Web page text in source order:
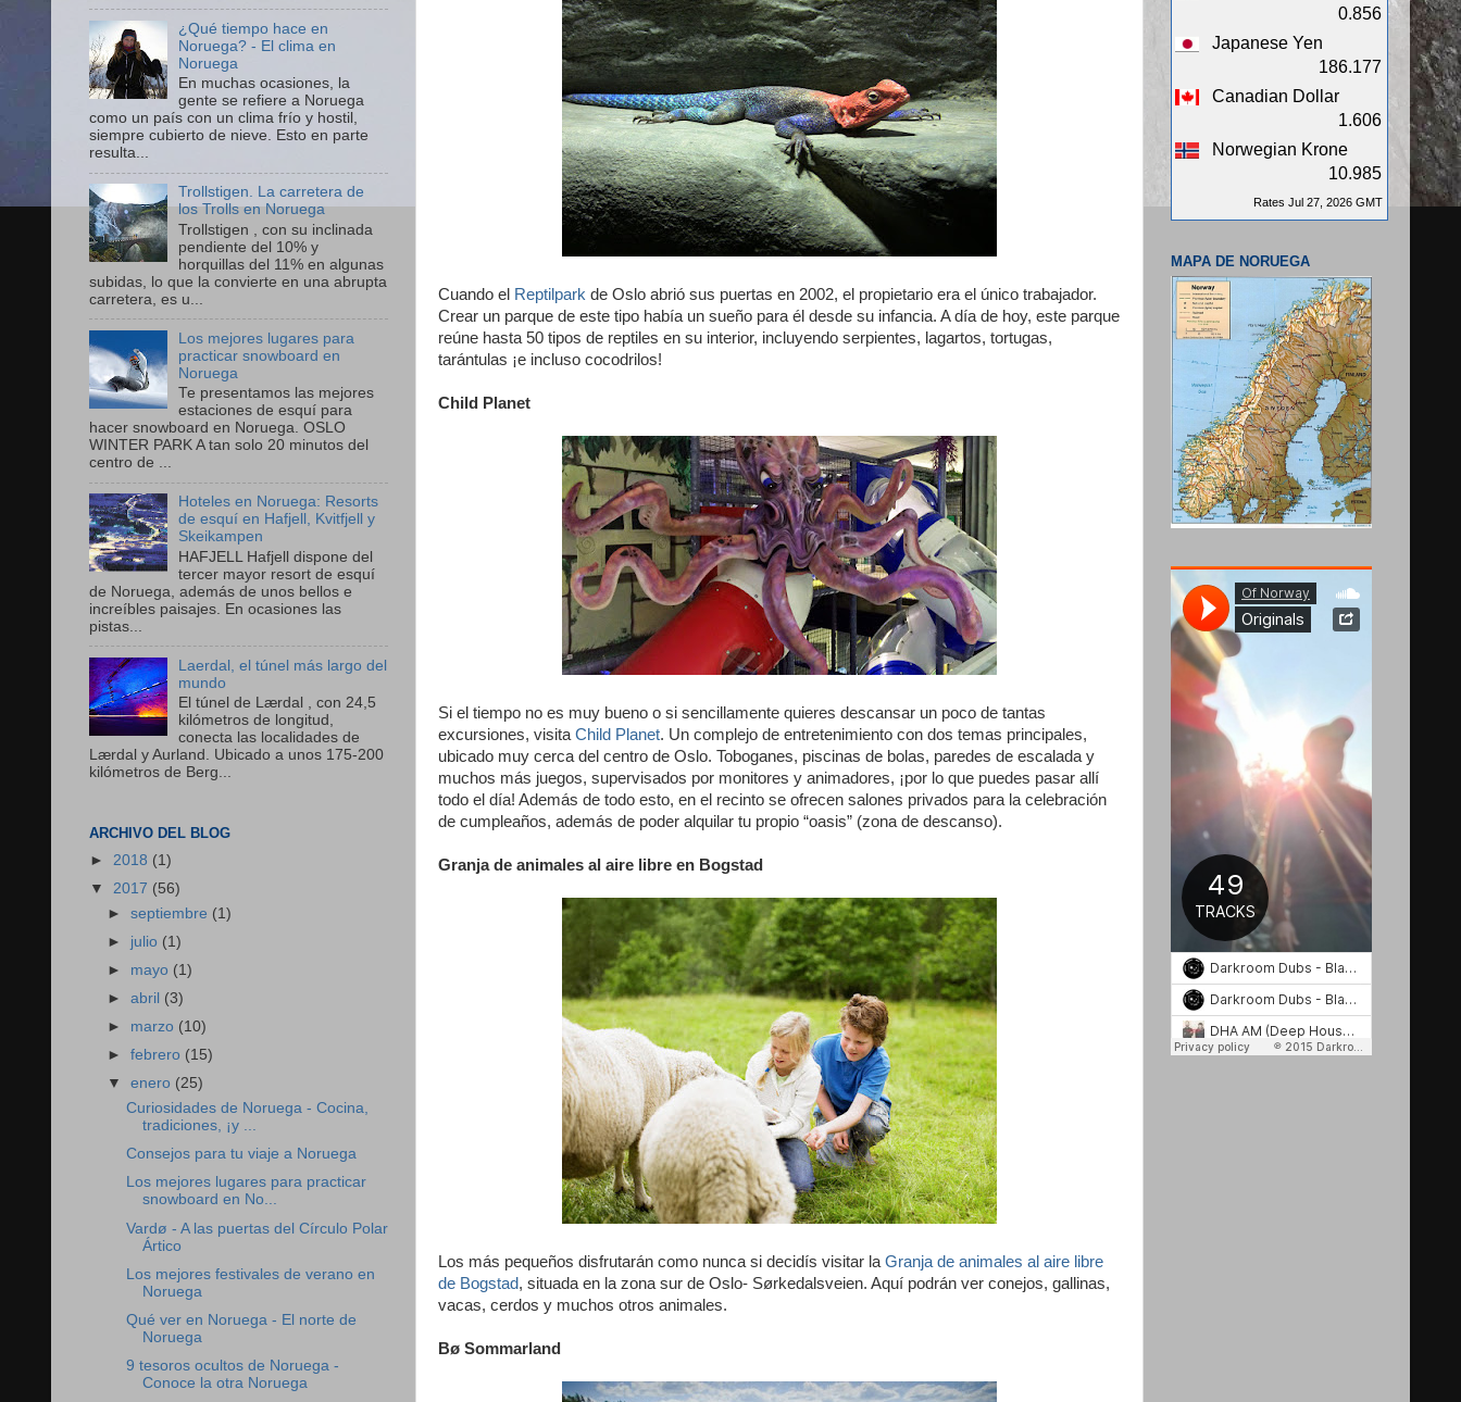
Cuando el Reptilpark de Oslo abrió sus puertas en 2002, el propietario era el único trabajador.
Crear un parque de este tipo había un sueño para él desde su infancia. A día de hoy, este parque
reúne hasta 50 tipos de reptiles en su interior, incluyendo serpientes, lagartos, tortugas,
tarántulas ¡e incluso cocodrilos!
Child Planet
Si el tiempo no es muy bueno o si sencillamente quieres descansar un poco de tantas
excursiones, visita Child Planet. Un complejo de entretenimiento con dos temas principales,
ubicado muy cerca del centro de Oslo. Toboganes, piscinas de bolas, paredes de escalada y
muchos más juegos, supervisados por monitores y animadores, ¡por lo que puedes pasar allí
todo el día! Además de todo esto, en el recinto se ofrecen salones privados para la celebración
de cumpleaños, además de poder alquilar tu propio “oasis” (zona de descanso).
Granja de animales al aire libre en Bogstad
Los más pequeños disfrutarán como nunca si decidís visitar la Granja de animales al aire libre
de Bogstad, situada en la zona sur de Oslo- Sørkedalsveien. Aquí podrán ver conejos, gallinas,
vacas, cerdos y muchos otros animales.
Bø Sommarland
¿Qué tiempo hace en
Noruega? - El clima en
Noruega
En muchas ocasiones, la
gente se refiere a Noruega
como un país con un clima frío y hostil,
siempre cubierto de nieve. Esto en parte
resulta...
Trollstigen. La carretera de
los Trolls en Noruega
Trollstigen , con su inclinada
pendiente del 10% y
horquillas del 11% en algunas
subidas, lo que la convierte en una abrupta
carretera, es u...
Los mejores lugares para
practicar snowboard en
Noruega
Te presentamos las mejores
estaciones de esquí para
hacer snowboard en Noruega. OSLO
WINTER PARK A tan solo 20 minutos del
centro de ...
Hoteles en Noruega: Resorts
de esquí en Hafjell, Kvitfjell y
Skeikampen
HAFJELL Hafjell dispone del
tercer mayor resort de esquí
de Noruega, además de unos bellos e
increíbles paisajes. En ocasiones las
pistas...
Laerdal, el túnel más largo del
mundo
El túnel de Lærdal , con 24,5
kilómetros de longitud,
conecta las localidades de
Lærdal y Aurland. Ubicado a unos 175-200
kilómetros de Berg...
ARCHIVO DEL BLOG
► 2018 (1)
▼ 2017 (56)
►septiembre (1)
► julio (1)
► mayo (1)
►abril (3)
► marzo (10)
►febrero (15)
▼enero (25)
Curiosidades de Noruega - Cocina,
tradiciones, ¡y ...
Consejos para tu viaje a Noruega
Los mejores lugares para practicar
snowboard en No...
Vardø - A las puertas del Círculo Polar
Ártico
Los mejores festivales de verano en
Noruega
Qué ver en Noruega - El norte de
Noruega
9 tesoros ocultos de Noruega -
Conoce la otra Noruega
0.856
Japanese Yen
186.177
Canadian Dollar
1.606
Norwegian Krone
10.985
Rates Jul 27, 2026 GMT
MAPA DE NORUEGA